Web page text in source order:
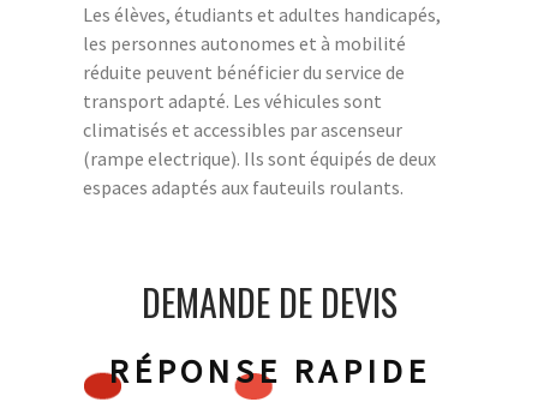
Les élèves, étudiants et adultes handicapés,
les personnes autonomes et à mobilité
réduite peuvent bénéficier du service de
transport adapté. Les véhicules sont
climatisés et accessibles par ascenseur
(rampe electrique). Ils sont équipés de deux
espaces adaptés aux fauteuils roulants.
DEMANDE DE DEVIS
RÉPONSE RAPIDE